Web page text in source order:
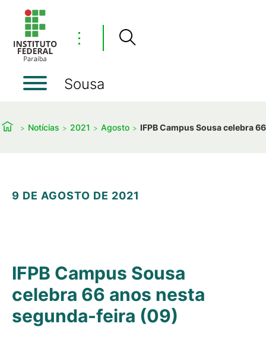
⋮
Sousa
Notícias 2021 Agosto IFPB Campus Sousa celebra
9 DE AGOSTO DE 2021
IFPB Campus Sousa
celebra 66 anos nesta
segunda-feira (09)